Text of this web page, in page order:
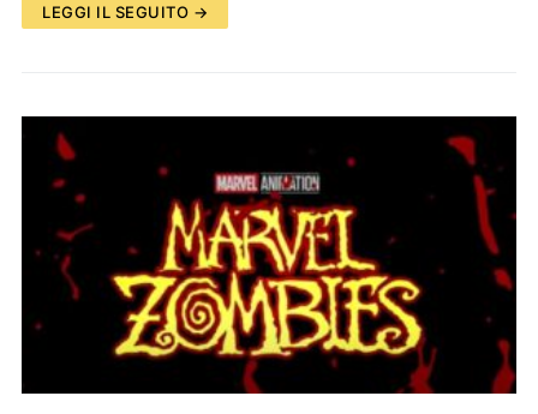
LEGGI IL SEGUITO →